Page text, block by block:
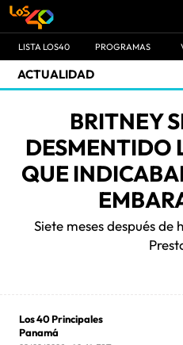
LISTA LOS40 PROGRAMAS
ACTUALIDAD
BRITNEY
DESMENTIDO
QUE
Siete meses después de
Los 40 Principales
Panamá